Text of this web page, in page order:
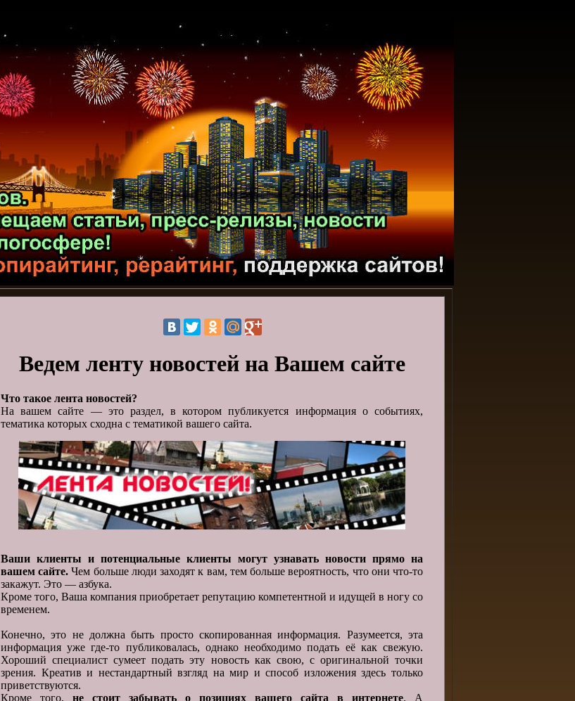
Ведем ленту новостей на Вашем сайте
Что такое лента новостей?
На вашем сайте — это раздел, в котором публикуется информация о событиях,
тематика которых сходна с тематикой вашего сайта.
Ваши клиенты и потенциальные клиенты могут узнавать новости прямо на
вашем сайте. Чем больше люди заходят к вам, тем больше вероятность, что они что-то
закажут. Это — азбука.
Кроме того, Ваша компания приобретает репутацию компетентной и идущей в ногу со
временем.
Конечно, это не должна быть просто скопированная информация. Разумеется, эта
информация уже где-то публиковалась, однако необходимо подать её как свежую.
Хороший специалист сумеет подать эту новость как свою, с оригинальной точки
зрения. Креатив и нестандартный взгляд на мир и способ изложения здесь только
приветствуются.
Кроме того, не стоит забывать о позициях вашего сайта в интернете. А